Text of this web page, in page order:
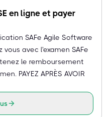
en ligne et payer
SAFe Agile Software
avec l'examen SAFe
le remboursement
PAYEZ APRÈS AVOIR